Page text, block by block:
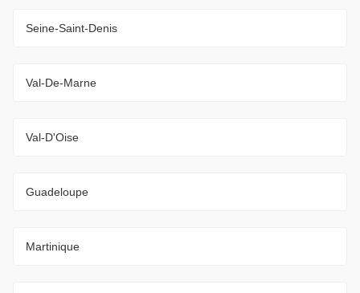
Seine-Saint-Denis
Val-De-Marne
Val-D'Oise
Guadeloupe
Martinique